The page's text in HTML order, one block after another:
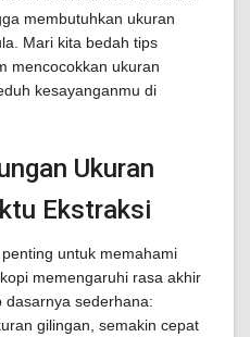
membutuhkan ukuran
Mari kita bedah tips
mencocokkan ukuran
kesayanganmu di
Ukuran
Ekstraksi
untuk memahami
memengaruhi rasa akhir
dasarnya sederhana:
gilingan, semakin cepat